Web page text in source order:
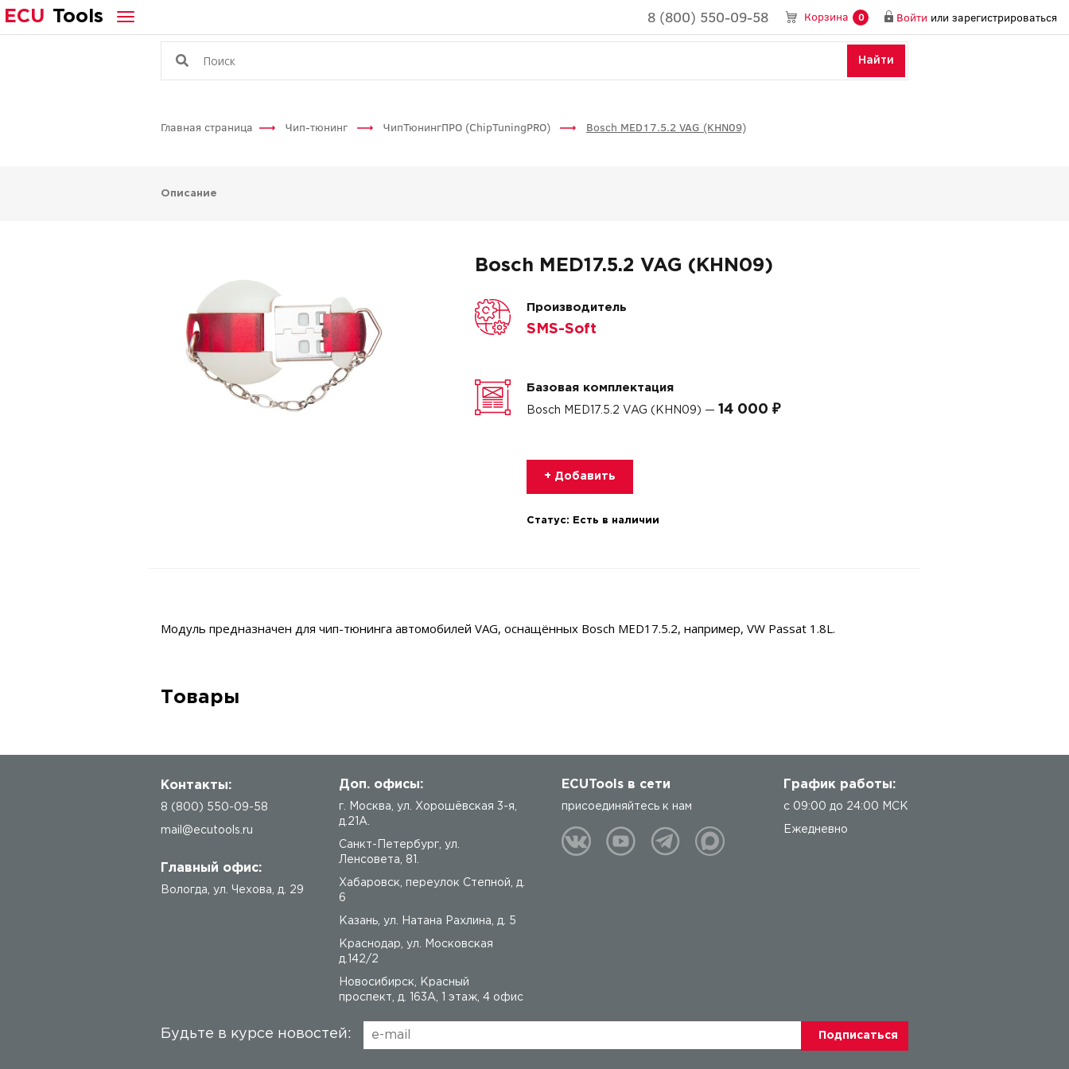
ECU Tools 8 (800) 550-09-58 Корзина 0 Войти или зарегистрироваться
Найти
Главная страница Чип-тюнинг ЧипТюнингПРО (ChipTuningPRO) Bosch MED17.5.2 VAG (KHN09)
Описание
Bosch MED17.5.2 VAG (KHN09)
Производитель
SMS-Soft
Базовая комплектация
Bosch MED17.5.2 VAG (KHN09) — 14 000 ₽
+ Добавить
Статус: Есть в наличии
Модуль предназначен для чип-тюнинга автомобилей VAG, оснащённых Bosch MED17.5.2, например, VW Passat 1.8L.
Товары
Контакты:
8 (800) 550-09-58
mail@ecutools.ru
Главный офис:
Вологда ул. Чехова, д. 29
Доп. офисы:
г. Москва, ул. Хорошёвская 3-я,
д.21А.
Санкт-Петербург, ул.
Ленсовета, 81.
Хабаровск, переулок Степной, д.
6
Казань, ул. Натана Рахлина, д. 5
Краснодар, ул. Московская
д.142/2
Новосибирск, Красный
проспект, д. 163А, 1 этаж, 4 офис
ECUTools в сети
присоединяйтесь к нам
График работы:
с 09:00 до 24:00 МСК
Ежедневно
Будьте в курсе новостей: